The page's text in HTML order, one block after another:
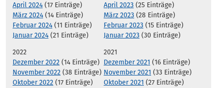
April 2024 (17 Einträge)
März 2024 (14 Einträge)
Februar 2024 (11 Einträge)
Januar 2024 (21 Einträge)
April 2023 (25 Einträge)
März 2023 (28 Einträge)
Februar 2023 (15 Einträge)
Januar 2023 (30 Einträge)
2022
Dezember 2022 (14 Einträge)
November 2022 (38 Einträge)
Oktober 2022 (17 Einträge)
2021
Dezember 2021 (16 Einträge)
November 2021 (33 Einträge)
Oktober 2021 (27 Einträge)